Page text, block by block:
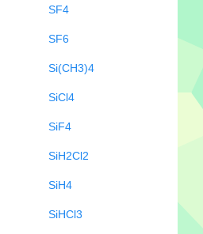
SF4
SF6
Si(CH3)4
SiCl4
SiF4
SiH2Cl2
SiH4
SiHCl3